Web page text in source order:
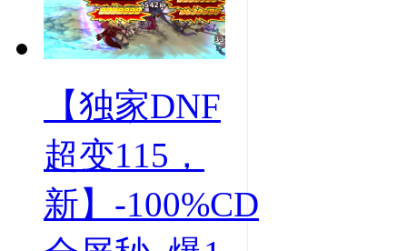
【独家DNF
超变115，
新】-100%CD